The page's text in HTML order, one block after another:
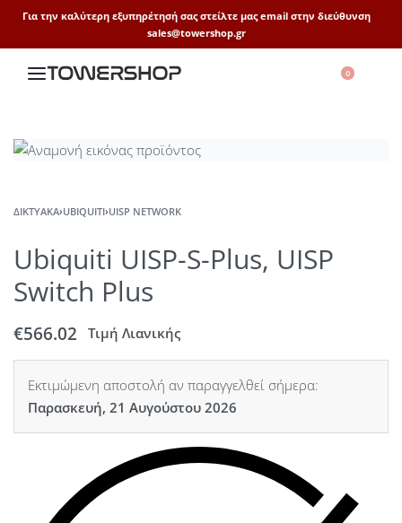
Για την καλύτερη εξυπηρέτησή σας στείλτε μας email στην διεύθυνση
sales@towershop.gr
0
ΔΙΚΤΥΑΚΆ›UBIQUITI›UISP NETWORK
Ubiquiti UISP-S-Plus, UISP
Switch Plus
€566.02 Τιμή Λιανικής
Εκτιμώμενη αποστολή αν παραγγελθεί σήμερα:
Παρασκευή, 21 Αυγούστου 2026